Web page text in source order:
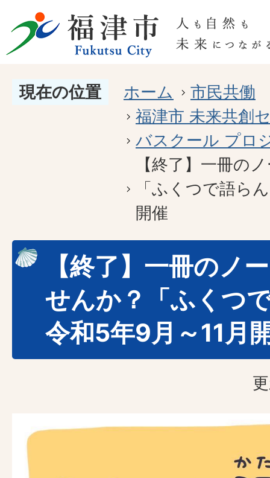
現在の位置 ホーム
市民共働
福津市 未来共創
バスクール プロ
【終了】一冊の
「ふくつで語ら
開催
【終了】一冊のノ
せんか？「ふくつ
令和5年9月～11月